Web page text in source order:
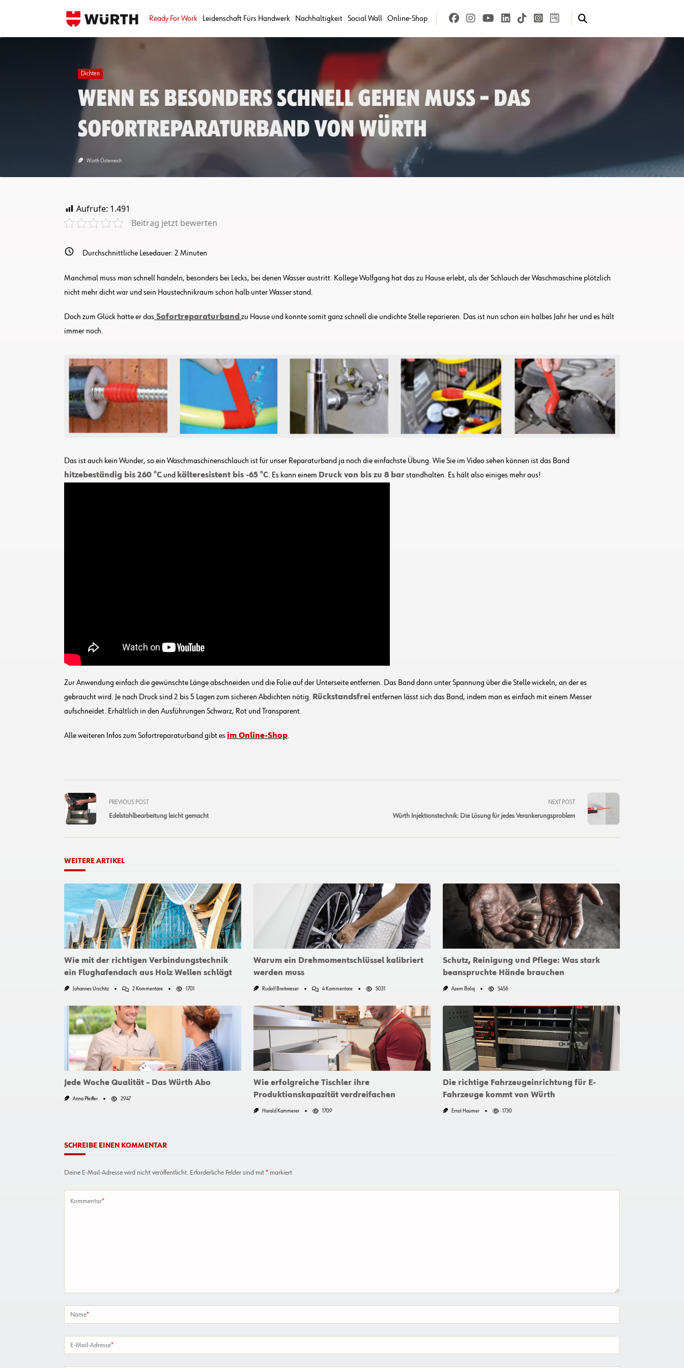
Ready For Work Leidenschaft Fürs Handwerk Nachhaltigkeit Social Wall Online-Shop
Dichten
Wenn es besonders schnell gehen muss – das
Sofortreparaturband von Würth
Würth Österreich
Aufrufe: 1.491
Beitrag jetzt bewerten
Durchschnittliche Lesedauer: 2 Minuten
Manchmal muss man schnell handeln, besonders bei Lecks, bei denen Wasser austritt. Kollege Wolfgang hat das zu Hause erlebt, als der Schlauch der Waschmaschine plötzlich
nicht mehr dicht war und sein Haustechnikraum schon halb unter Wasser stand.
Doch zum Glück hatte er das Sofortreparaturband zu Hause und konnte somit ganz schnell die undichte Stelle reparieren. Das ist nun schon ein halbes Jahr her und es hält
immer noch.
Das ist auch kein Wunder, so ein Waschmaschinenschlauch ist für unser Reparaturband ja noch die einfachste Übung. Wie Sie im Video sehen können ist das Band
hitzebeständig bis 260 °C und kälteresistent bis -65 °C. Es kann einem Druck von bis zu 8 barstandhalten. Es hält also einiges mehr aus!
Zur Anwendung einfach die gewünschte Länge abschneiden und die Folie auf der Unterseite entfernen. Das Band dann unter Spannung über die Stelle wickeln, an der es
gebraucht wird. Je nach Druck sind 2 bis 5 Lagen zum sicheren Abdichten nötig. Rückstandsfrei entfernen lässt sich das Band, indem man es einfach mit einem Messer
aufschneidet. Erhältlich in den Ausführungen Schwarz, Rot und Transparent.
Alle weiteren Infos zum Sofortreparaturband gibt es im Online-Shop.
<span
class="nav-
subtitle
text">Page</span>
PREVIOUS POST
Edelstahlbearbeitung leicht gemacht
NEXT POST
Würth Injektionstechnik: Die Lösung für jedes Verankerungsproblem
WEITERE ARTIKEL
Wie mit der richtigen Verbindungstechnik
ein Flughafendach aus Holz Wellen schlägt
Johannes Urschitz 2 KommentareZu
Verbindungstechnik
Wellen
Schlägt
1701
Warum ein Drehmomentschlüssel kalibriert
werden muss
Rudolf Breitwieser 4 KommentareZu
Drehmomentschlüssel
Kalibriert
Werden
5031
Schutz, Reinigung und Pflege: Was stark
beanspruchte Hände brauchen
Azem Balaj 5456
Jede Woche Qualität – Das Würth Abo
Anna Pfeiffer 2947
Wie erfolgreiche Tischler ihre
Produktionskapazität verdreifachen
Harald Kammerer 1709
Die richtige Fahrzeugeinrichtung für E-
Fahrzeuge kommt von Würth
Ernst Haumer 1730
SCHREIBE EINEN KOMMENTAR
Deine E-Mail-Adresse wird nicht veröffentlicht. Erforderliche Felder sind mit * markiert
Kommentar*
Name*
E-Mail-Adresse*